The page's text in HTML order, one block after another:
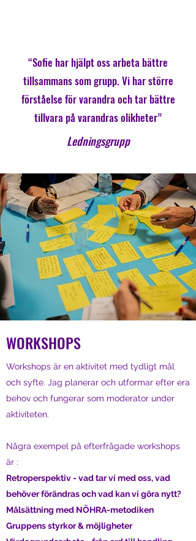
“Sofie har hjälpt oss arbeta bättre
tillsammans som grupp. Vi har större
förståelse för varandra och tar bättre
tillvara på varandras olikheter”
Ledningsgrupp
WORKSHOPS
Workshops är en aktivitet med tydligt mål
och syfte. Jag planerar och utformar efter era
behov och fungerar som moderator under
aktiviteten.
Några exempel på efterfrågade workshops
är :
Retroperspektiv - vad tar vi med oss, vad
behöver förändras och vad kan vi göra nytt?
Målsättning med NÖHRA-metodiken
Gruppens styrkor & möjligheter